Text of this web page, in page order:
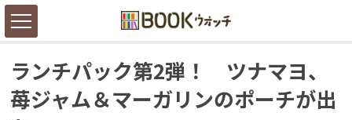
ランチパック第2弾！ ツナマヨ、
苺ジャム＆マーガリンのポーチが出